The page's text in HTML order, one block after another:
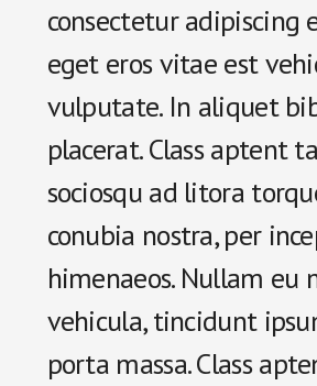
consectetur adipiscing
eget eros vitae est
vulputate. In aliquet
placerat. Class aptent
sociosqu ad litora
conubia nostra, per
himenaeos. Nullam eu
vehicula, tincidunt
porta massa. Class